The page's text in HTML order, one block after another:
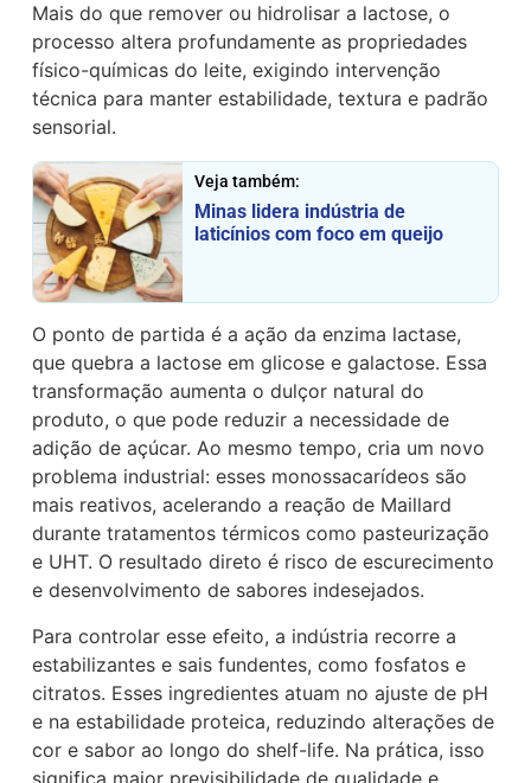
Mais do que remover ou hidrolisar a lactose, o
processo altera profundamente as propriedades
físico-químicas do leite, exigindo intervenção
técnica para manter estabilidade, textura e padrão
sensorial.
Veja também:
Minas lidera indústria de
laticínios com foco em queijo
O ponto de partida é a ação da enzima lactase,
que quebra a lactose em glicose e galactose. Essa
transformação aumenta o dulçor natural do
produto, o que pode reduzir a necessidade de
adição de açúcar. Ao mesmo tempo, cria um novo
problema industrial: esses monossacarídeos são
mais reativos, acelerando a reação de Maillard
durante tratamentos térmicos como pasteurização
e UHT. O resultado direto é risco de escurecimento
e desenvolvimento de sabores indesejados.
Para controlar esse efeito, a indústria recorre a
estabilizantes e sais fundentes, como fosfatos e
citratos. Esses ingredientes atuam no ajuste de pH
e na estabilidade proteica, reduzindo alterações de
cor e sabor ao longo do shelf-life. Na prática, isso
significa maior previsibilidade de qualidade e